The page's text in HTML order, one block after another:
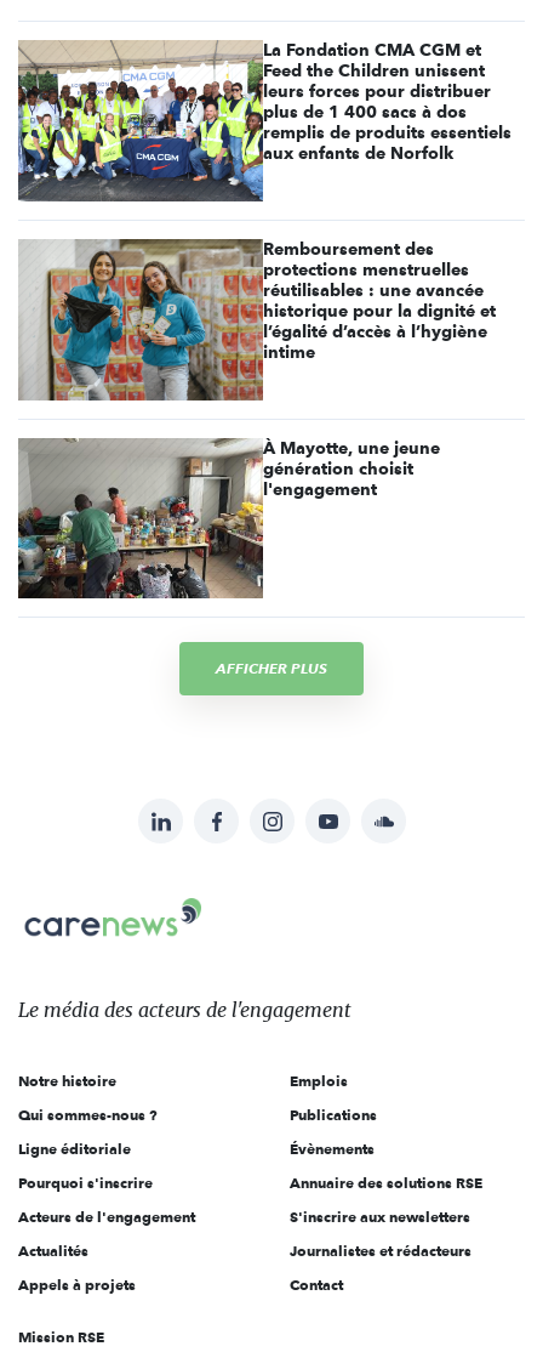
La Fondation CMA CGM et
Feed the Children unissent
leurs forces pour distribuer
plus de 1 400 sacs à dos
remplis de produits essentiels
aux enfants de Norfolk
Remboursement des
protections menstruelles
réutilisables : une avancée
historique pour la dignité et
l’égalité d’accès à l’hygiène
intime
À Mayotte, une jeune
génération choisit
l'engagement
AFFICHER PLUS
sur:
LinkedInFacebookInstagramYouTubeSoundcloud
Carenews,
Le
des
l'engagement
Le média des acteurs de l'engagement
Notre histoire
Qui sommes-nous ?
Ligne éditoriale
Pourquoi s'inscrire
Acteurs de l'engagement
Actualités
Appels à projets
Emplois
Publications
Évènements
Annuaire des solutions RSE
S'inscrire aux newsletters
Journalistes et rédacteurs
Contact
Mission RSE